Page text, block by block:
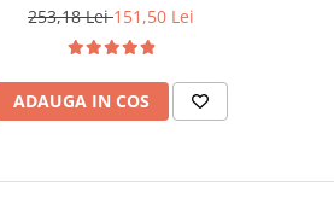
253,18 Lei151,50 Lei
ADAUGA IN COS